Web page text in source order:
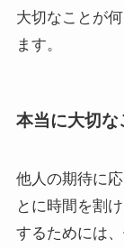
大切なことが
ます。
本当に大切な
他人の期待に
とに時間を割
するためには